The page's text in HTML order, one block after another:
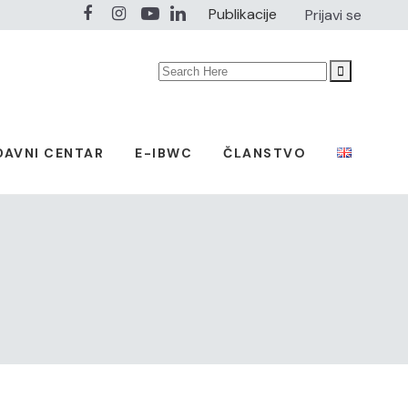
Publikacije Prijavi se
Search
CENTAR E-IBWC ČLANSTVO